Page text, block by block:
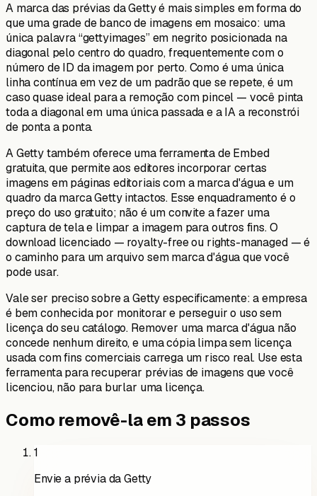
A marca das prévias da Getty é mais simples em forma do
que uma grade de banco de imagens em mosaico: uma
única palavra “gettyimages” em negrito posicionada na
diagonal pelo centro do quadro, frequentemente com o
número de ID da imagem por perto. Como é uma única
linha contínua em vez de um padrão que se repete, é um
caso quase ideal para a remoção com pincel — você pinta
toda a diagonal em uma única passada e a IA a reconstrói
de ponta a ponta.
A Getty também oferece uma ferramenta de Embed
gratuita, que permite aos editores incorporar certas
imagens em páginas editoriais com a marca d'água e um
quadro da marca Getty intactos. Esse enquadramento é o
preço do uso gratuito; não é um convite a fazer uma
captura de tela e limpar a imagem para outros fins. O
download licenciado — royalty-free ou rights-managed — é
o caminho para um arquivo sem marca d'água que você
pode usar.
Vale ser preciso sobre a Getty especificamente: a empresa
é bem conhecida por monitorar e perseguir o uso sem
licença do seu catálogo. Remover uma marca d'água não
concede nenhum direito, e uma cópia limpa sem licença
usada com fins comerciais carrega um risco real. Use esta
ferramenta para recuperar prévias de imagens que você
licenciou, não para burlar uma licença.
Como removê-la em 3 passos
1
Envie a prévia da Getty